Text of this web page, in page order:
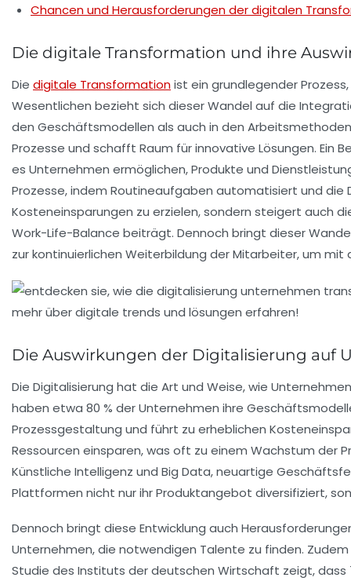
Chancen und Herausforderungen der digitalen
Die digitale Transformation und ihre
Die digitale Transformationist ein grundlegender
Wesentlichen bezieht sich dieser Wandel auf die
den Geschäftsmodellen als auch in den
Prozesse und schafft Raum für innovative Lösungen. Ein
es Unternehmen ermöglichen, Produkte und
Prozesse, indem Routineaufgaben automatisiert und
Kosteneinsparungen zu erzielen, sondern steigert auch
Work-Life-Balance beiträgt. Dennoch bringt dieser
zur kontinuierlichen Weiterbildung der Mitarbeiter, um mit
Die Auswirkungen der Digitalisierung auf
Die Digitalisierung hat die Art und Weise, wie
haben etwa 80 % der Unternehmen ihre
Prozessgestaltung und führt zu erheblichen
Ressourcen einsparen, was oft zu einem Wachstum der
Künstliche Intelligenz und Big Data, neuartige
Plattformen nicht nur ihrProduktangebot diversifiziert,
Dennoch bringt diese Entwicklung auch
Unternehmen, die notwendigen Talente zu finden.
Studie des Instituts der deutschen Wirtschaft zeigt,